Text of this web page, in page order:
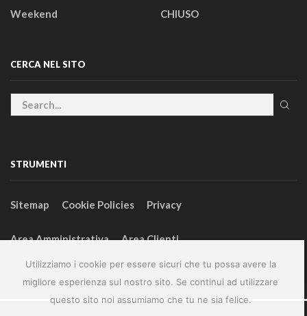
Utilizziamo i cookie per essere sicuri che tu possa avere la
migliore esperienza sul nostro sito. Se continui ad utilizzare
questo sito noi assumiamo che tu ne sia felice.
Weekend CHIUSO
CERCA NEL SITO
STRUMENTI
Sitemap Cookie Policies Privacy
Area Amministrativa Area Clienti